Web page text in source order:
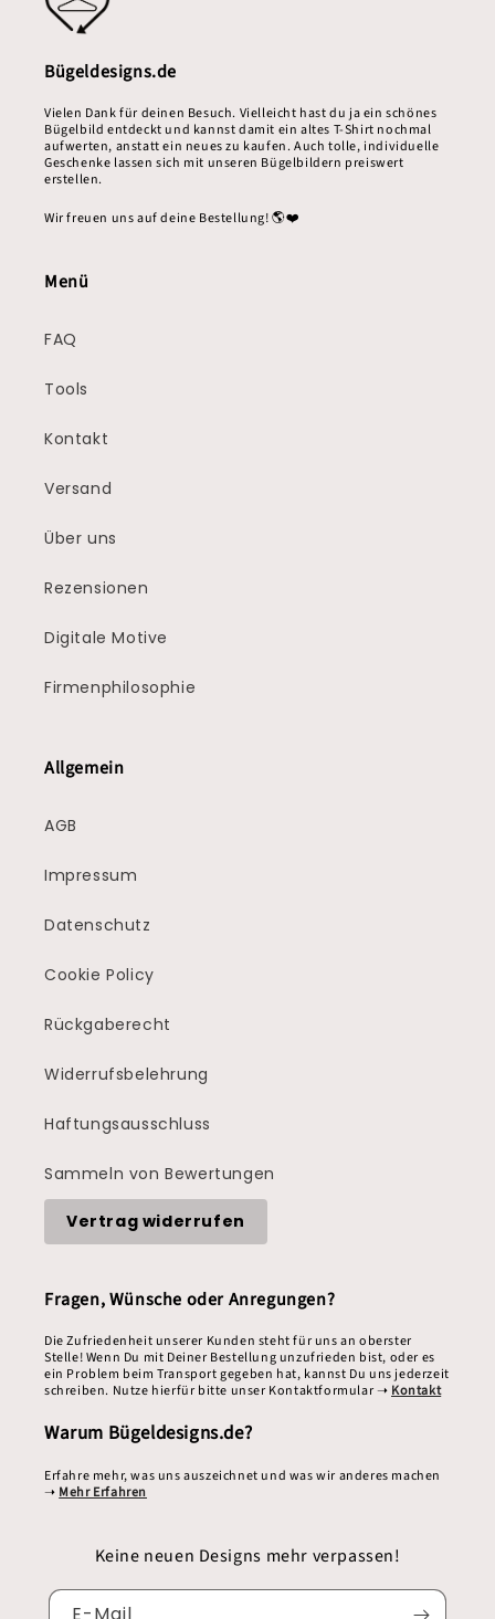
Bügeldesigns.de
Vielen Dank für deinen Besuch. Vielleicht hast du ja ein schönes
Bügelbild entdeckt und kannst damit ein altes T-Shirt nochmal
aufwerten, anstatt ein neues zu kaufen. Auch tolle, individuelle
Geschenke lassen sich mit unseren Bügelbildern preiswert
erstellen.
Wir freuen uns auf deine Bestellung! 🌎❤️
Menü
FAQ
Tools
Kontakt
Versand
Über uns
Rezensionen
Digitale Motive
Firmenphilosophie
Allgemein
AGB
Impressum
Datenschutz
Cookie Policy
Rückgaberecht
Widerrufsbelehrung
Haftungsausschluss
Sammeln von Bewertungen
Vertrag widerrufen
Fragen, Wünsche oder Anregungen?
Die Zufriedenheit unserer Kunden steht für uns an oberster
Stelle! Wenn Du mit Deiner Bestellung unzufrieden bist, oder es
ein Problem beim Transport gegeben hat, kannst Du uns jederzeit
schreiben. Nutze hierfür bitte unser Kontaktformular ➝ Kontakt
Warum Bügeldesigns.de?
Erfahre mehr, was uns auszeichnet und was wir anderes machen
➝ Mehr Erfahren
Keine neuen Designs mehr verpassen!